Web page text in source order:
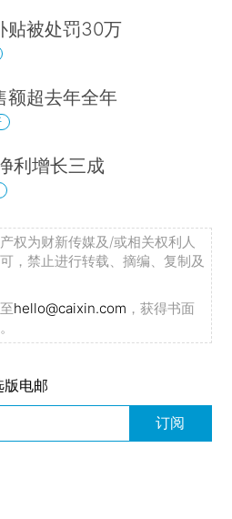
贴被处罚30万
额超去年全年
利增长三成
权为财新传媒及/或相关权利人
，禁止进行转载、摘编、复制及
hello@caixin.com ，获得书面
版电邮
订阅